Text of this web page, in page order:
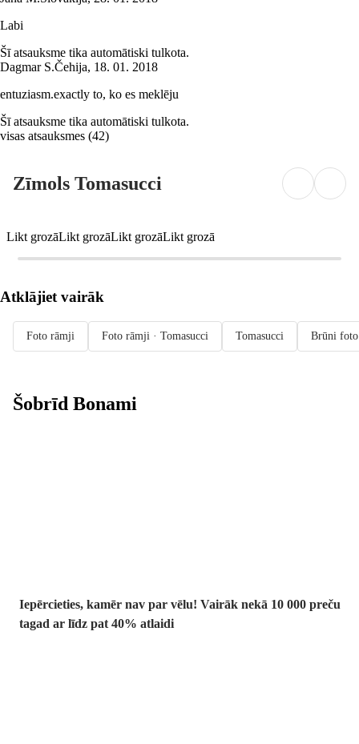
Labi
Šī atsauksme tika automātiski tulkota.
Dagmar S.Čehija, 18. 01. 2018
entuziasm.exactly to, ko es meklēju
Šī atsauksme tika automātiski tulkota.
visas atsauksmes (42)
Zīmols Tomasucci
Likt grozāLikt grozāLikt grozāLikt grozā
Atklājiet vairāk
Foto rāmji Foto rāmji · Tomasucci Tomasucci Brūni
Šobrīd Bonami
Iepērcieties, kamēr nav par vēlu! Vairāk nekā 10 000 preču
tagad ar līdz pat 40% atlaidi